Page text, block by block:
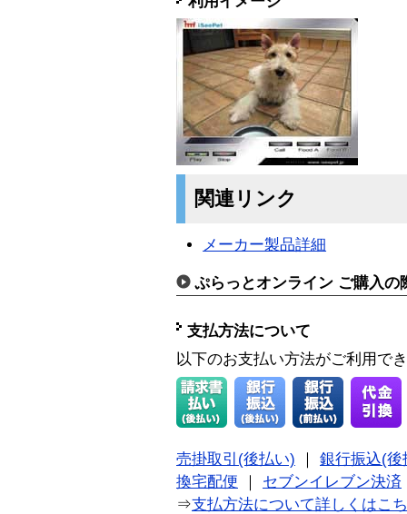
関連リンク
メーカー製品詳細
ぷらっとオンライン ご購入の
支払方法について
以下のお支払い方法がご利用で
売掛取引(後払い) ｜ 銀行振込(後
換宅配便 ｜ セブンイレブン決済
⇒支払方法について詳しくはこ